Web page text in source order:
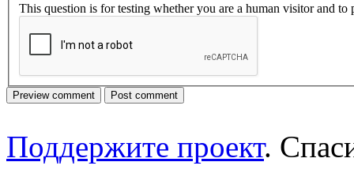
This question is for testing whether you are a human visitor and to
Поддержите проект.